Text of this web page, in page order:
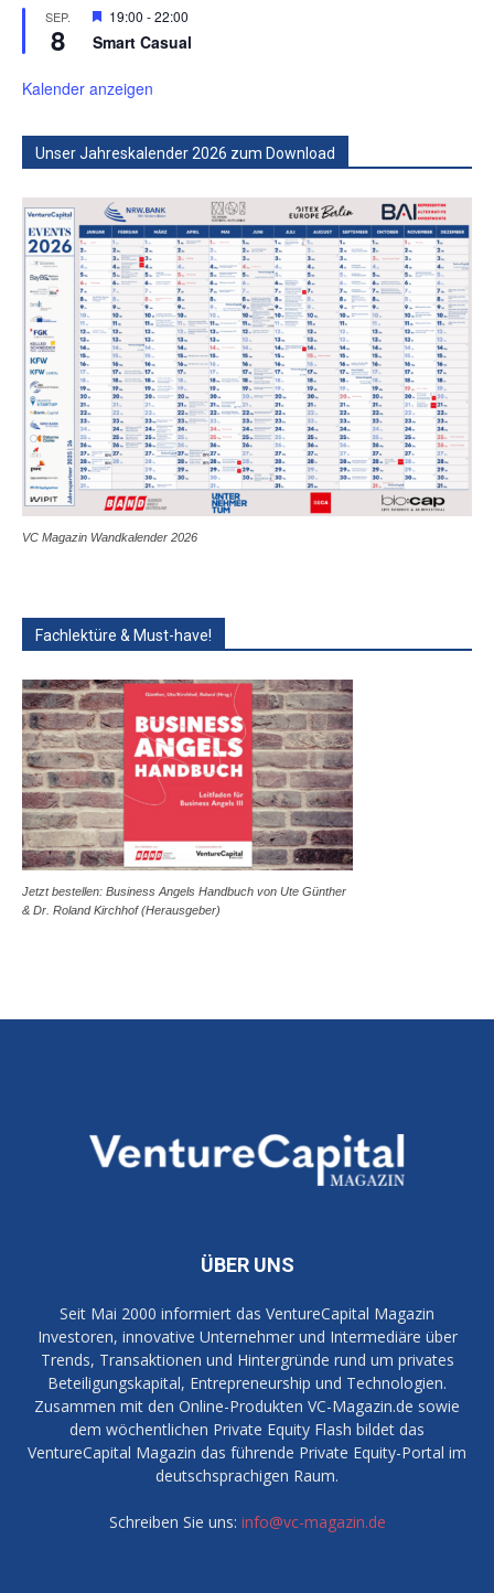
SEP.
8
Hervorgehoben
19:00 -22:00
Smart Casual
Kalender anzeigen
Unser Jahreskalender 2026 zum Download
VC Magazin Wandkalender 2026
Fachlektüre & Must-have!
Jetzt bestellen: Business Angels Handbuch von Ute Günther
& Dr. Roland Kirchhof (Herausgeber)
ÜBER UNS
Seit Mai 2000 informiert das VentureCapital Magazin
Investoren, innovative Unternehmer und Intermediäre über
Trends, Transaktionen und Hintergründe rund um privates
Beteiligungskapital, Entrepreneurship und Technologien.
Zusammen mit den Online-Produkten VC-Magazin.de sowie
dem wöchentlichen Private Equity Flash bildet das
VentureCapital Magazin das führende Private Equity-Portal im
deutschsprachigen Raum.
Schreiben Sie uns: info@vc-magazin.de